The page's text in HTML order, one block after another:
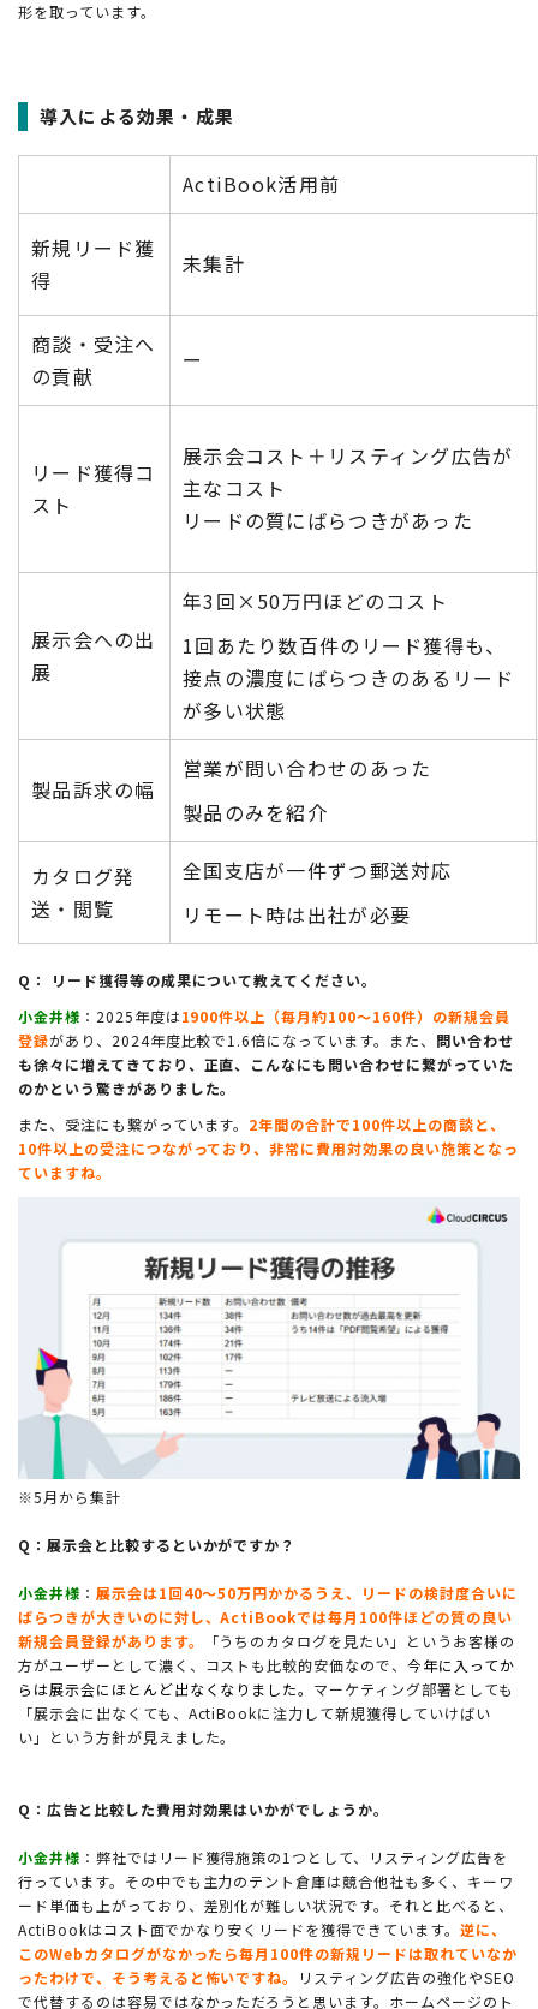
形を取っています。
導入による効果・成果
ActiBook活用前
新規リード獲
得
未集計
商談・受注へ
の貢献
ー
リード獲得コ
スト
展示会コスト＋リスティング広告が
主なコスト
リードの質にばらつきがあった
展示会への出
展
年3回×50万円ほどのコスト
1回あたり数百件のリード獲得も、
接点の濃度にばらつきのあるリード
が多い状態
製品訴求の幅
営業が問い合わせのあった
製品のみを紹介
カタログ発
送・閲覧
全国支店が一件ずつ郵送対応
リモート時は出社が必要
Q： リード獲得等の成果について教えてください。
小金井様 ：2025年度は1900件以上（毎月約100〜160件）の新規会員
登録があり、2024年度比較で1.6倍になっています。 また、 問い合わせ
も徐々に増えてきており、正直、こんなにも問い合わせに繋がっていた
のかという驚きがありました。
また、受注にも繋がっています。 2年間の合計で100件以上の商談と、
10件以上の受注につながっており、非常に費用対効果の良い施策となっ
ていますね。
※5月から集計
Q：展示会と比較するといかがですか？
小金井様 ： 展示会は1回40〜50万円かかるうえ、リードの検討度合いに
ばらつきが大きいのに対し、ActiBookでは毎月100件ほどの質の良い
新規会員登録があります。
「うちのカタログを見たい」というお客様の
方がユーザーとして濃く、コストも比較的安価なので、今年に入ってか
らは展示会にほとんど出なくなりました。 マーケティング部署としても
「展示会に出なくても、ActiBookに注力して新規獲得していけばい
い」という方針が見えました。
Q：広告と比較した費用対効果はいかがでしょうか。
小金井様 ：弊社ではリード獲得施策の1つとして、リスティング広告を
行っています。その中でも主力のテント倉庫は競合他社も多く、キーワ
ード単価も上がっており、差別化が難しい状況です。それと比べると、
ActiBookはコスト面でかなり安くリードを獲得できています。 逆に、
このWebカタログがなかったら毎月100件の新規リードは取れていなか
ったわけで、そう考えると怖いですね。
リスティング広告の強化やSEO
で代替するのは容易ではなかっただろうと思います。ホームページのト